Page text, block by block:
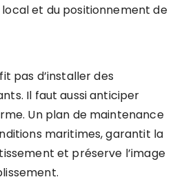
et du positionnement de
pas d’installer des
Il faut aussi anticiper
Un plan de maintenance
maritimes, garantit la
et préserve l’image